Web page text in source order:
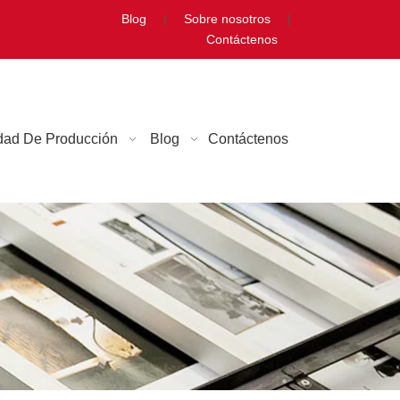
Blog | Sobre nosotros
|
Contáctenos
De Producción Blog Contáctenos